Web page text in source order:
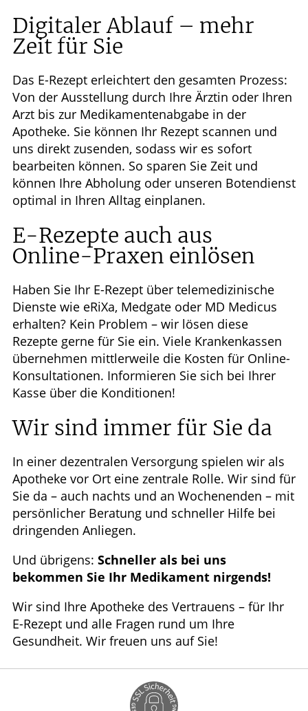
Digitaler Ablauf – mehr
Zeit für Sie
Das E-Rezept erleichtert den gesamten Prozess:
Von der Ausstellung durch Ihre Ärztin oder Ihren
Arzt bis zur Medikamentenabgabe in der
Apotheke. Sie können Ihr Rezept scannen und
uns direkt zusenden, sodass wir es sofort
bearbeiten können. So sparen Sie Zeit und
können Ihre Abholung oder unseren Botendienst
optimal in Ihren Alltag einplanen.
E-Rezepte auch aus
Online-Praxen einlösen
Haben Sie Ihr E-Rezept über telemedizinische
Dienste wie eRiXa, Medgate oder MD Medicus
erhalten? Kein Problem – wir lösen diese
Rezepte gerne für Sie ein. Viele Krankenkassen
übernehmen mittlerweile die Kosten für Online-
Konsultationen. Informieren Sie sich bei Ihrer
Kasse über die Konditionen!
Wir sind immer für Sie da
In einer dezentralen Versorgung spielen wir als
Apotheke vor Ort eine zentrale Rolle. Wir sind für
Sie da – auch nachts und an Wochenenden – mit
persönlicher Beratung und schneller Hilfe bei
dringenden Anliegen.
Und übrigens: Schneller als bei uns
bekommen Sie Ihr Medikament nirgends!
Wir sind Ihre Apotheke des Vertrauens – für Ihr
E-Rezept und alle Fragen rund um Ihre
Gesundheit. Wir freuen uns auf Sie!